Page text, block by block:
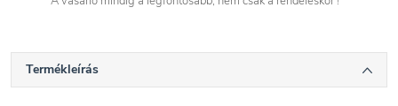
Termékleírás